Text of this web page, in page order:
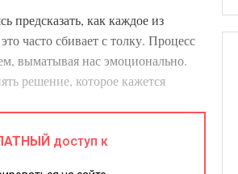
предсказать, как каждое из
часто сбивает с толку. Процесс
выматывая нас эмоционально.
решение, которое кажется
следующего действия на
чем застрять в хронической
доступ к